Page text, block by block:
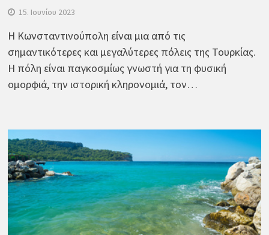
15. Ιουνίου 2023
Η Κωνσταντινούπολη είναι μια από τις
σημαντικότερες και μεγαλύτερες πόλεις της Τουρκίας.
Η πόλη είναι παγκοσμίως γνωστή για τη φυσική
ομορφιά, την ιστορική κληρονομιά, τον…